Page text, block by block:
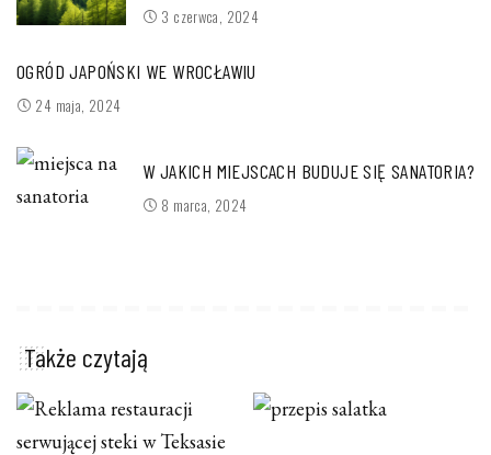
3 czerwca, 2024
OGRÓD JAPOŃSKI WE WROCŁAWIU
24 maja, 2024
W JAKICH MIEJSCACH BUDUJE SIĘ SANATORIA?
8 marca, 2024
Także czytają